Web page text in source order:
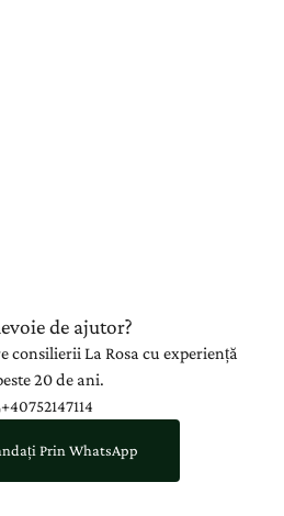
de ajutor?
La Rosa cu experiență
20 de ani.
+40752147114
Prin WhatsApp